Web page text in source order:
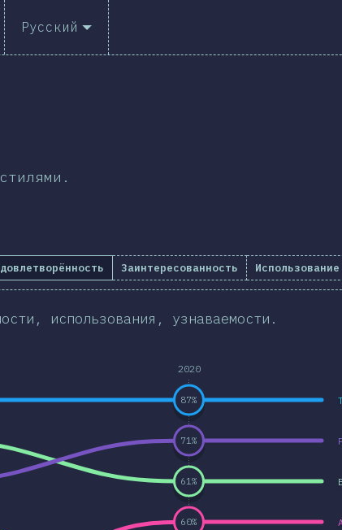
Русский
Заинтересованность Использование
использования, узнаваемости.
2020
60%
61%
87%
71%